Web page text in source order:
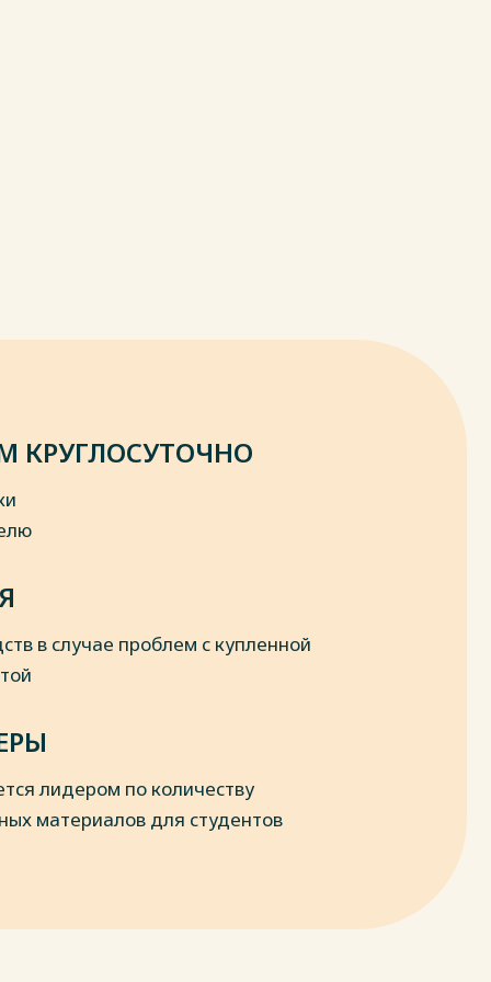
КРУГЛОСУТОЧНО
в случае проблем с купленной
лидером по количеству
материалов для студентов